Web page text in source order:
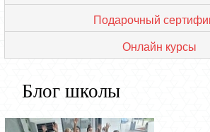
Подарочный
Онлайн курсы
Блог школы